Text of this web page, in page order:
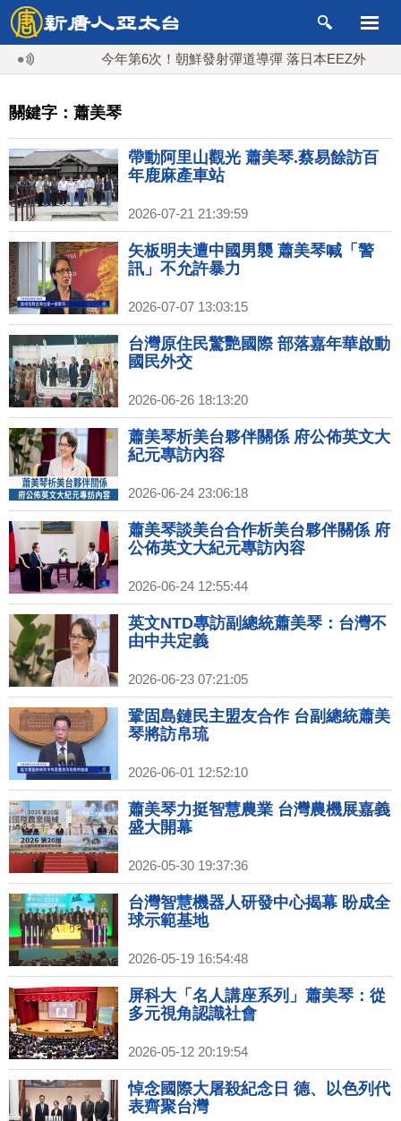
今年第6次！朝鮮發射彈道導彈 落日本EEZ外
關鍵字：蕭美琴
帶動阿里山觀光 蕭美琴.蔡易餘訪百
年鹿麻產車站
2026-07-21 21:39:59
矢板明夫遭中國男襲 蕭美琴喊「警
訊」不允許暴力
2026-07-07 13:03:15
台灣原住民驚艷國際 部落嘉年華啟動
國民外交
2026-06-26 18:13:20
蕭美琴析美台夥伴關係 府公佈英文大
紀元專訪內容
2026-06-24 23:06:18
蕭美琴談美台合作析美台夥伴關係 府
公佈英文大紀元專訪內容
2026-06-24 12:55:44
英文NTD專訪副總統蕭美琴：台灣不
由中共定義
2026-06-23 07:21:05
鞏固島鏈民主盟友合作 台副總統蕭美
琴將訪帛琉
2026-06-01 12:52:10
蕭美琴力挺智慧農業 台灣農機展嘉義
盛大開幕
2026-05-30 19:37:36
台灣智慧機器人研發中心揭幕 盼成全
球示範基地
2026-05-19 16:54:48
屏科大「名人講座系列」蕭美琴：從
多元視角認識社會
2026-05-12 20:19:54
悼念國際大屠殺紀念日 德、以色列代
表齊聚台灣